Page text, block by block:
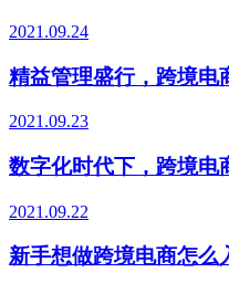
2021.09.24
精益管理盛行，跨境电
2021.09.23
数字化时代下，跨境电
2021.09.22
新手想做跨境电商怎么